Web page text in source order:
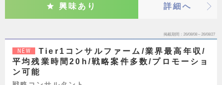
興味あり 詳細へ
掲載期間 26/08/08～26/08/27
NEW
Tier1コンサルファーム/業界最高年収/
平均残業時間20h/戦略案件多数/プロモーショ
ン可能